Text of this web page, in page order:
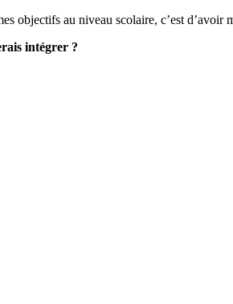
objectifs au niveau scolaire, c’est d’avoir
intégrer ?